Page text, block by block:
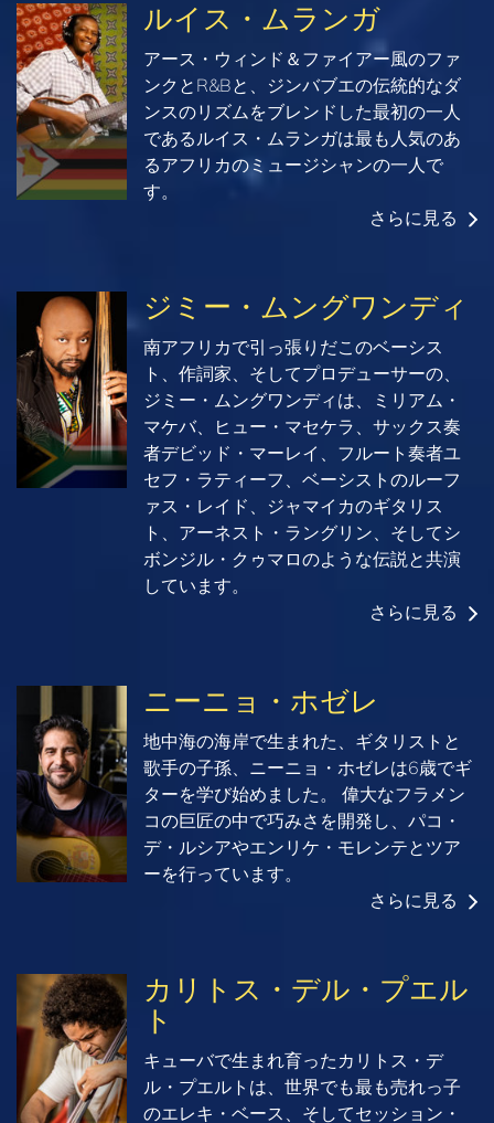
ルイス・ムランガ
アース・ウィンド＆ファイアー風のファ
ンクとR&Bと、ジンバブエの伝統的なダ
ンスのリズムをブレンドした最初の一人
であるルイス・ムランガは最も人気のあ
るアフリカのミュージシャンの一人で
す。
さらに見る
ジミー・ムングワンディ
南アフリカで引っ張りだこのベーシス
ト、作詞家、そしてプロデューサーの、
ジミー・ムングワンディは、ミリアム・
マケバ、ヒュー・マセケラ、サックス奏
者デビッド・マーレイ、フルート奏者ユ
セフ・ラティーフ、ベーシストのルーフ
ァス・レイド、ジャマイカのギタリス
ト、アーネスト・ラングリン、そしてシ
ボンジル・クゥマロのような伝説と共演
しています。
さらに見る
ニーニョ・ホゼレ
地中海の海岸で生まれた、ギタリストと
歌手の子孫、ニーニョ・ホゼレは6歳でギ
ターを学び始めました。 偉大なフラメン
コの巨匠の中で巧みさを開発し、パコ・
デ・ルシアやエンリケ・モレンテとツア
ーを行っています。
さらに見る
カリトス・デル・プエル
ト
キューバで生まれ育ったカリトス・デ
ル・プエルトは、世界でも最も売れっ子
のエレキ・ベース、そしてセッション・